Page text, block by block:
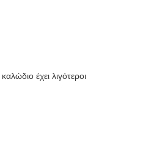
έχει λιγότεροι